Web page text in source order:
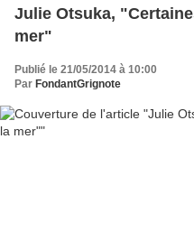
Julie Otsuka,
mer"
Publié le 21/05/2014 à 10:00
Par FondantGrignote